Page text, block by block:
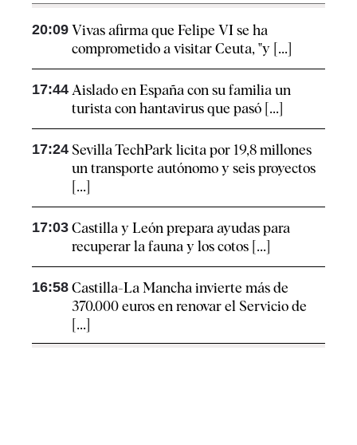
20:09 Vivas afirma que Felipe VI se ha
comprometido a visitar Ceuta, "y [...]
17:44 Aislado en España con su familia un
turista con hantavirus que pasó [...]
17:24 Sevilla TechPark licita por 19,8 millones
un transporte autónomo y seis proyectos
[...]
17:03 Castilla y León prepara ayudas para
recuperar la fauna y los cotos [...]
16:58 Castilla-La Mancha invierte más de
370.000 euros en renovar el Servicio de
[...]